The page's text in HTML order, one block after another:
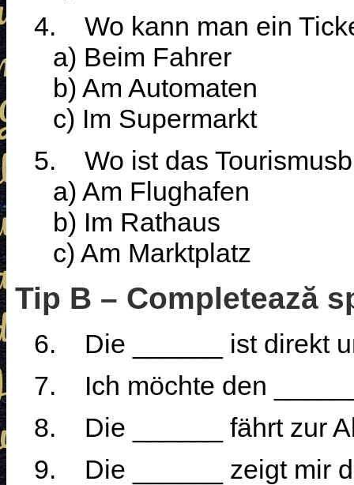
4.
Wo kann man ein
a) Beim Fahrer
b) Am Automaten
c) Im Supermarkt
5.
Wo ist das
a) Am Flughafen
b) Im Rathaus
c) Am Marktplatz
Tip B – Completează
6.
Die ______ ist direkt
7.
Ich möchte den
8.
Die ______ fährt zur
9.
Die ______ zeigt mir